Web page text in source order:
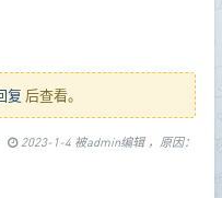
复 后查看。
2023-1-4 被admin编辑 ，原因：